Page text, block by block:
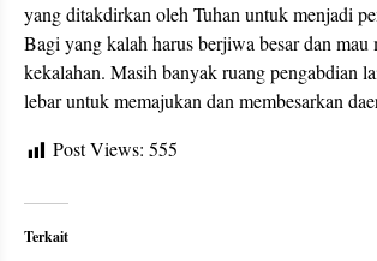
yang ditakdirkan oleh Tuhan untuk menjadi
Bagi yang kalah harus berjiwa besar dan mau
kekalahan. Masih banyak ruang pengabdian
lebar untuk memajukan dan membesarkan
Post Views: 555
Terkait